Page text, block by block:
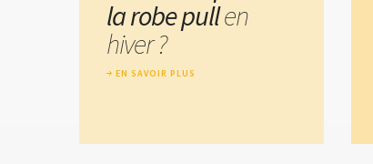
la robe pullen
hiver ?
EN SAVOIR PLUS